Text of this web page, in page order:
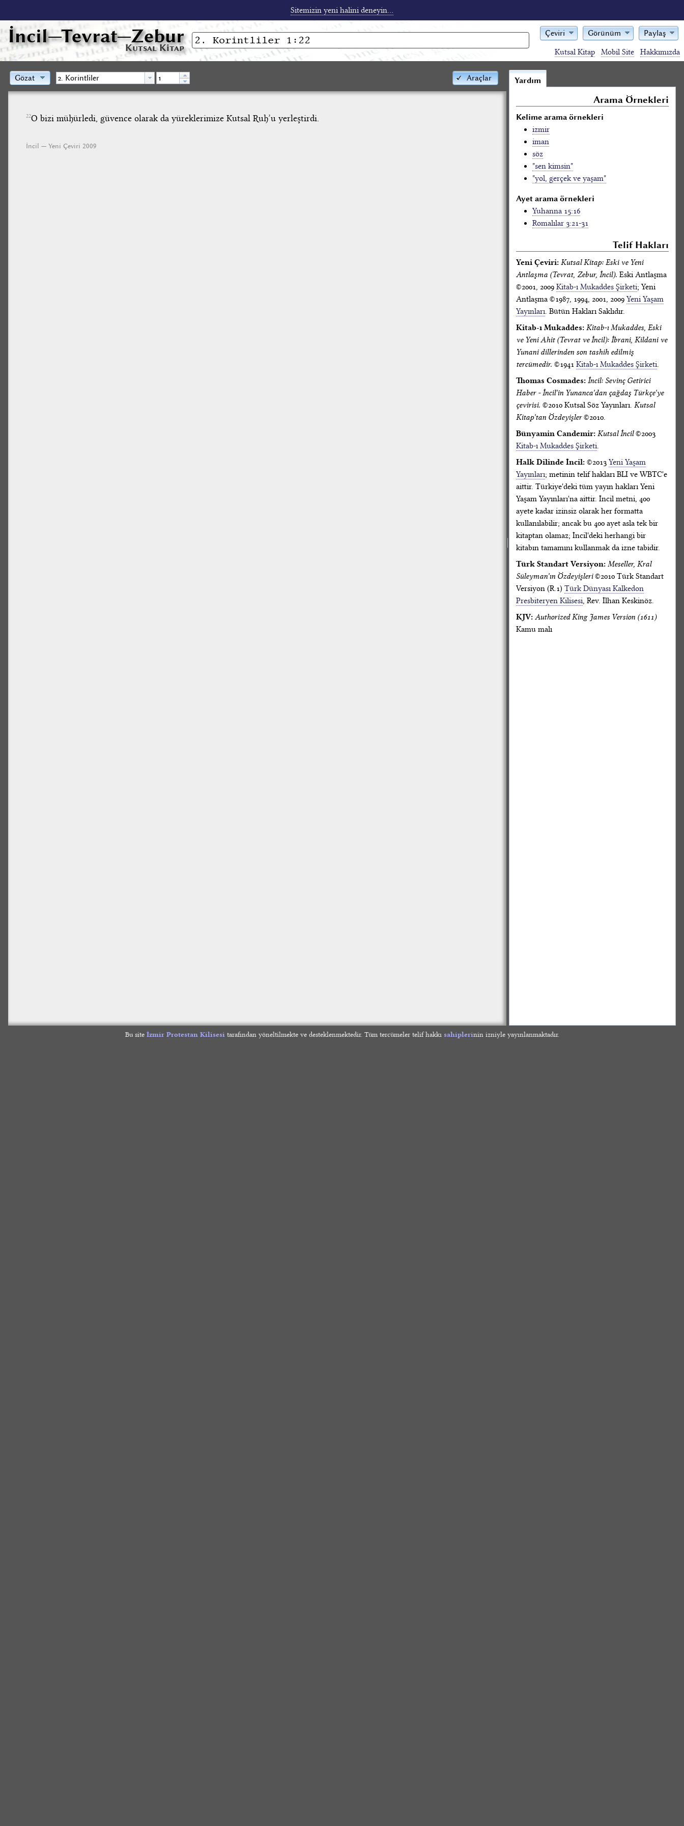
Sitemizin yeni halini deneyin...
İncil—Tevrat—Zebur
Kutsal Kitap
Çeviri Görünüm Paylaş
Kutsal Kitap Mobil Site Hakkımızda
Araçlar
Gözat
22O bizi mühürledi, güvence olarak da yüreklerimize Kutsal Ruh’u yerleştirdi.
İncil — Yeni Çeviri 2009
Yardım
Arama Örnekleri
Kelime arama örnekleri
izmir
iman
söz
"sen kimsin"
"yol, gerçek ve yaşam"
Ayet arama örnekleri
Yuhanna 15:16
Romalılar 3:21-31
Telif Hakları
Yeni Çeviri: Kutsal Kitap: Eski ve Yeni
Antlaşma (Tevrat, Zebur, İncil). Eski Antlaşma
©2001, 2009 Kitab-ı Mukaddes Şirketi; Yeni
Antlaşma ©1987, 1994, 2001, 2009 Yeni Yaşam
Yayınları. Bütün Hakları Saklıdır.
Kitab-ı Mukaddes: Kitab-ı Mukaddes, Eski
ve Yeni Ahit (Tevrat ve İncil): İbrani, Kildani ve
Yunani dillerinden son tashih edilmiş
tercümedir. ©1941 Kitab-ı Mukaddes Şirketi.
Thomas Cosmades: İncil: Sevinç Getirici
Haber - İncil'in Yunanca'dan çağdaş Türkçe'ye
çevirisi. ©2010 Kutsal Söz Yayınları. Kutsal
Kitap'tan Özdeyişler©2010.
Bünyamin Candemir: Kutsal İncil©2003
Kitab-ı Mukaddes Şirketi.
Halk Dilinde İncil: ©2013 Yeni Yaşam
Yayınları; metinin telif hakları BLI ve WBTC'e
aittir. Türkiye'deki tüm yayın hakları Yeni
Yaşam Yayınları'na aittir. İncil metni, 400
ayete kadar izinsiz olarak her formatta
kullanılabilir; ancak bu 400 ayet asla tek bir
kitaptan olamaz; İncil'deki herhangi bir
kitabın tamamını kullanmak da izne tabidir.
Türk Standart Versiyon: Meseller, Kral
Süleyman'ın Özdeyişleri©2010 Türk Standart
Versiyon (R.1) Türk Dünyası Kalkedon
Presbiteryen Kilisesi, Rev. İlhan Keskinöz.
KJV: Authorized King James Version (1611)
Kamu malı
Bu site İzmir Protestan Kilisesitarafından yöneltilmekte ve desteklenmektedir. Tüm tercümeler telif hakkı sahiplerinin izniyle yayınlanmaktadır.